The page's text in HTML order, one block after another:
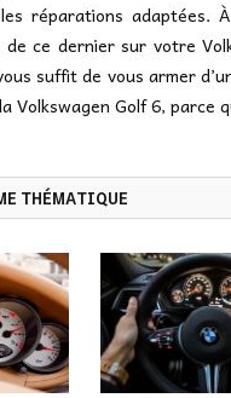
réparations
ce dernier sur votre
suffit de vous armer
Volkswagen Golf 6,
THÉMATIQUE